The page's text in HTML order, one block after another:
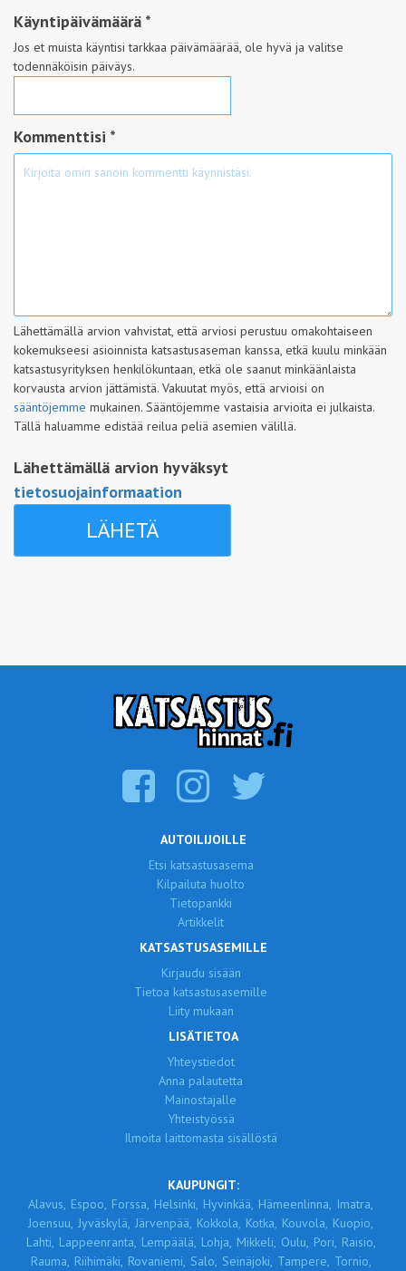
Käyntipäivämäärä *
Jos et muista käyntisi tarkkaa päivämäärää, ole hyvä ja valitse
todennäköisin päiväys.
Kommenttisi *
Lähettämällä arvion vahvistat, että arviosi perustuu omakohtaiseen
kokemukseesi asioinnista katsastusaseman kanssa, etkä kuulu minkään
katsastusyrityksen henkilökuntaan, etkä ole saanut minkäänlaista
korvausta arvion jättämistä. Vakuutat myös, että arvioisi on
sääntöjemme mukainen. Sääntöjemme vastaisia arvioita ei julkaista.
Tällä haluamme edistää reilua peliä asemien välillä.
Lähettämällä arvion hyväksyt
tietosuojainformaation
AUTOILIJOILLE
Etsi katsastusasema
Kilpailuta huolto
Tietopankki
Artikkelit
KATSASTUSASEMILLE
Kirjaudu sisään
Tietoa katsastusasemille
Liity mukaan
LISÄTIETOA
Yhteystiedot
Anna palautetta
Mainostajalle
Yhteistyössä
Ilmoita laittomasta sisällöstä
KAUPUNGIT:
Alavus, Espoo, Forssa, Helsinki, Hyvinkää, Hämeenlinna, Imatra,
Joensuu, Jyväskylä, Järvenpää, Kokkola, Kotka, Kouvola, Kuopio,
Lahti, Lappeenranta, Lempäälä, Lohja, Mikkeli, Oulu, Pori, Raisio,
Rauma, Riihimäki, Rovaniemi, Salo, Seinäjoki, Tampere, Tornio,